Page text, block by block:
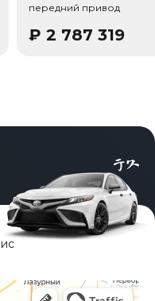
передний привод
₽ 2 787 319